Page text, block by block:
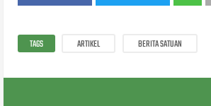
TAGS ARTIKEL BERITA SATUAN